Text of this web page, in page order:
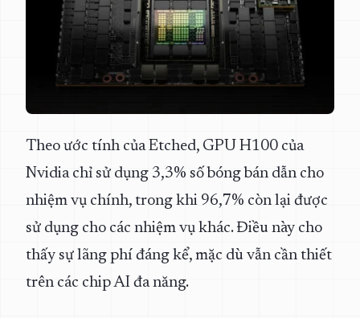
Theo ước tính của Etched, GPU H100 của
Nvidia chỉ sử dụng 3,3% số bóng bán dẫn cho
nhiệm vụ chính, trong khi 96,7% còn lại được
sử dụng cho các nhiệm vụ khác. Điều này cho
thấy sự lãng phí đáng kể, mặc dù vẫn cần thiết
trên các chip AI đa năng.